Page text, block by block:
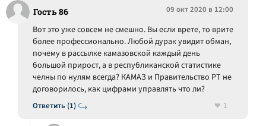
Гость 86 09 окт 2020 в 12:00
Ответить (1)
Вот это уже совсем не смешно. Вы если врете, то врите
более профессионально. Любой дурак увидит обман,
почему в рассылке камазовской каждый день
большой прирост, а в республиканской статистике
челны по нулям всегда? КАМАЗ и Правительство РТ не
договорилось, как цифрами управлять что ли?
1